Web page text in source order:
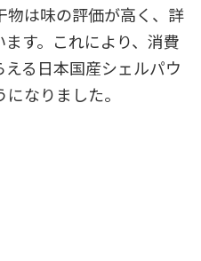
物は味の評価が高く、詳
す。これにより、消費
る日本国産シェルパウ
なりました。